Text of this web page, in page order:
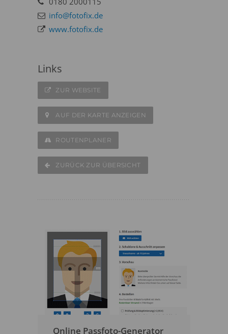
info@fotofix.de
www.fotofix.de
Links
ZUR WEBSITE
AUF DER KARTE ANZEIGEN
ROUTENPLANER
ZURÜCK ZUR ÜBERSICHT
Online Passfoto-Generator